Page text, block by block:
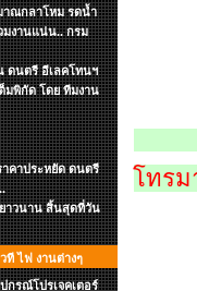
าณกลาโหม รดน้ำ
มงานแน่น.. กรม
ดนตรี อีเลคโทนฯ
มพิกัด โดย ทีมงาน
าคาประหยัด ดนตรี
ยาวนาน สิ้นสุดที่วัน
ที ไฟ งานต่างๆ
กรณ์โปรเจคเตอร์
โทรม